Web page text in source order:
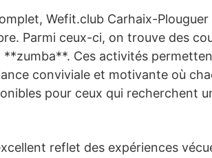
Wefit.club Carhaix-
Parmi ceux-ci, on trouve des
Ces activités
conviviale et motivante où
pour ceux qui recherchent
reflet des expériences